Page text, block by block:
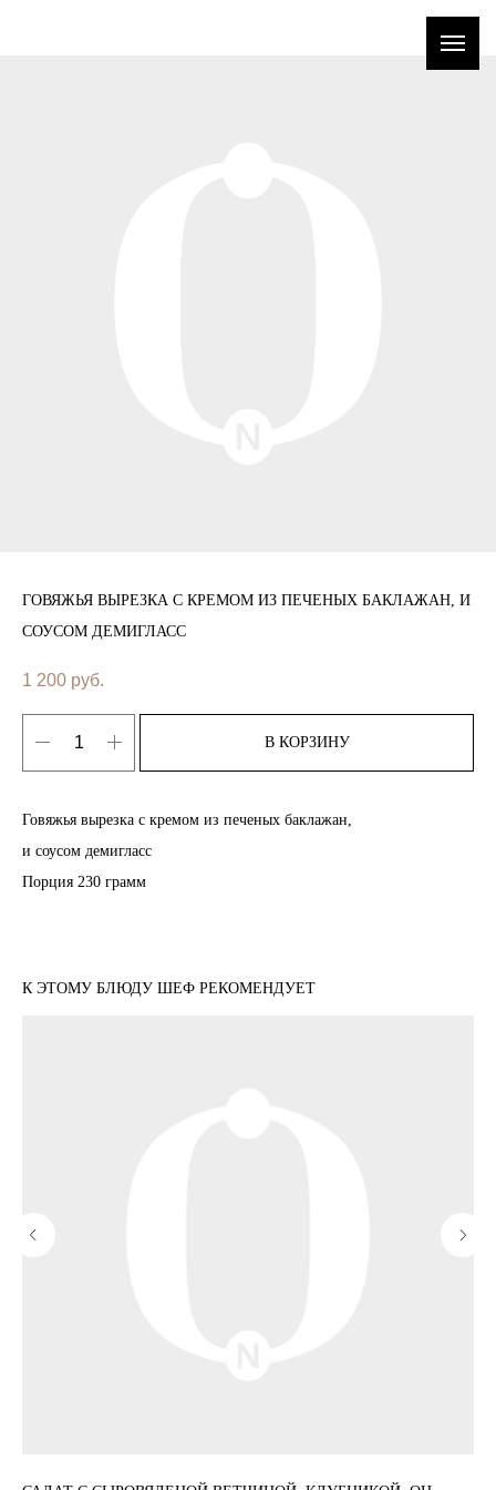
ГОВЯЖЬЯ ВЫРЕЗКА С КРЕМОМ ИЗ ПЕЧЕНЫХ БАКЛАЖАН, И
СОУСОМ ДЕМИГЛАСС
1 200 руб.
В КОРЗИНУ
Говяжья вырезка с кремом из печеных баклажан,
и соусом демигласс
Порция 230 грамм
К ЭТОМУ БЛЮДУ ШЕФ РЕКОМЕНДУЕТ